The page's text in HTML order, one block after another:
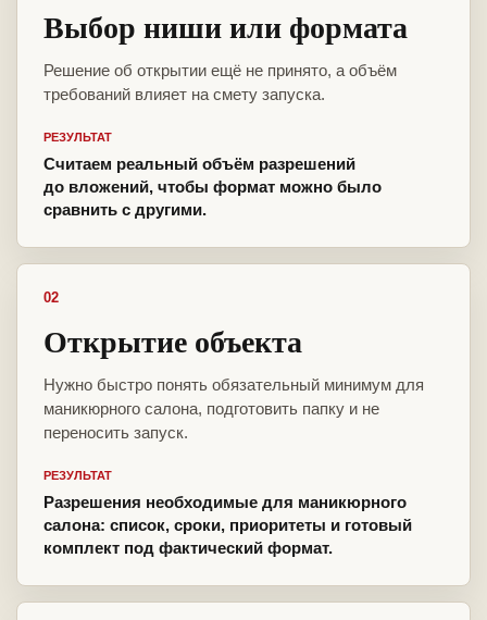
Выбор ниши или формата
Решение об открытии ещё не принято, а объём
требований влияет на смету запуска.
РЕЗУЛЬТАТ
Считаем реальный объём разрешений
до вложений, чтобы формат можно было
сравнить с другими.
02
Открытие объекта
Нужно быстро понять обязательный минимум для
маникюрного салона, подготовить папку и не
переносить запуск.
РЕЗУЛЬТАТ
Разрешения необходимые для маникюрного
салона: список, сроки, приоритеты и готовый
комплект под фактический формат.